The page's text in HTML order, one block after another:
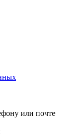
или почте